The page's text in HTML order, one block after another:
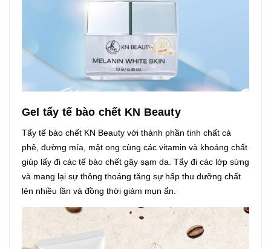
Gel tẩy tế bào chết KN Beauty
Tẩy tế bào chết KN Beauty với thành phần tinh chất cà
phê, đường mía, mật ong cùng các vitamin và khoáng chất
giúp lấy đi các tế bào chết gây sạm da. Tẩy đi các lớp sừng
và mang lại sự thông thoáng tăng sự hấp thu dưỡng chất
lên nhiều lần và đồng thời giảm mụn ẩn.